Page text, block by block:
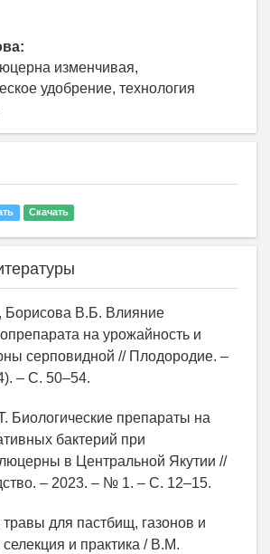
изменчивая,
удобрение, технология
Скачать
Борисова В.Б. Влияние
на урожайность и
серповидной // Плодородие. –
– С. 50–54.
Биологические препараты на
бактерий при
в Центральной Якутии //
– 2023. – № 1. – С. 12–15.
для пастбищ, газонов и
селекция и практика / В.М.